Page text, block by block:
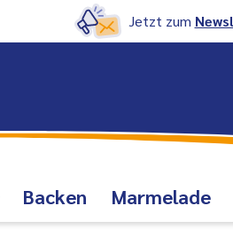
Jetzt zum
Backen Marmelade